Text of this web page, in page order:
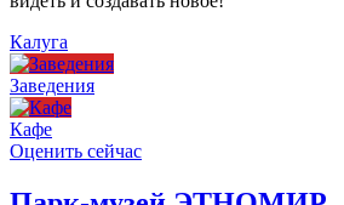
Калуга
Заведения
Кафе
Оценить сейчас